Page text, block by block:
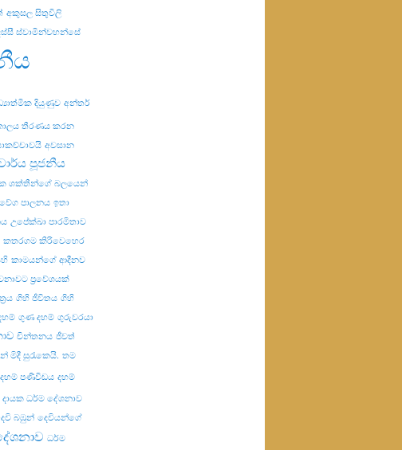
අකුසල සිතුවිලි
ස්වාමින්වහන්සේ
දියුණුව අන්තර්
තීරණය කරන
අවසාන
පූජනීය
ශක්තීන්ගේ බලයෙන්
පාලනය ඉතා
උපේක්ඛා පාරමිතාව
කතරගම කිරිවෙහෙර
කාමයන්ගේ ආදීනව
ප්‍රවේශයක්
ගිහි ජීවිතය ගිහි
ගුණ දහම් ගුරුවරයා
චින්තනය ජීවත්
මිදී සුරැකෙයි. තම
දහම් පණිවිඩය දහම්
දායක ධර්ම දේශනාව
බඹුන් දෙවියන්ගේ
ධර්ම